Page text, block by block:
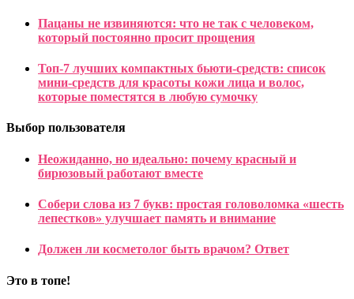
Пацаны не извиняются: что не так с человеком,
который постоянно просит прощения
Топ-7 лучших компактных бьюти-средств: список
мини-средств для красоты кожи лица и волос,
которые поместятся в любую сумочку
Выбор пользователя
Неожиданно, но идеально: почему красный и
бирюзовый работают вместе
Собери слова из 7 букв: простая головоломка «шесть
лепестков» улучшает память и внимание
Должен ли косметолог быть врачом? Ответ
Это в топе!